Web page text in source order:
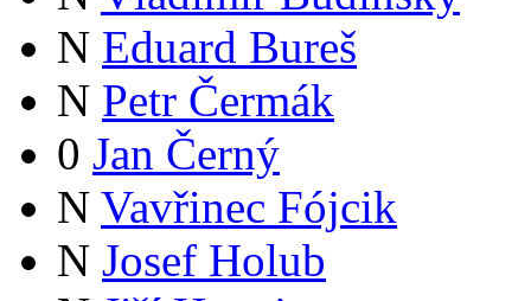
N Eduard Bureš
N Petr Čermák
0 Jan Černý
N Vavřinec Fójcik
N Josef Holub